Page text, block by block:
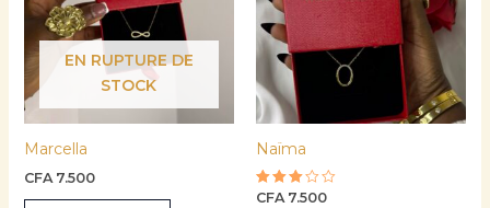
EN RUPTURE DE
STOCK
Marcella
CFA7.500
Naïma
Note
CFA 7.500